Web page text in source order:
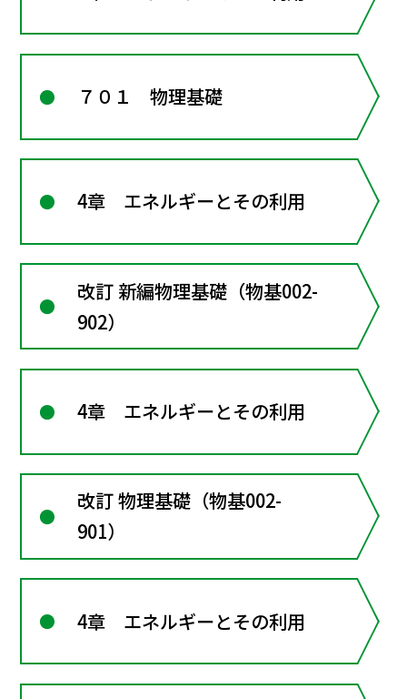
７０１ 物理基礎
4章 エネルギーとその利用
改訂 新編物理基礎（物基002-
902）
4章 エネルギーとその利用
改訂 物理基礎（物基002-
901）
4章 エネルギーとその利用